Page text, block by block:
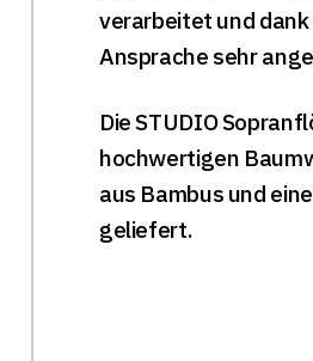
verarbeitet und
Ansprache sehr
Die STUDIO
hochwertigen
aus Bambus und
geliefert.